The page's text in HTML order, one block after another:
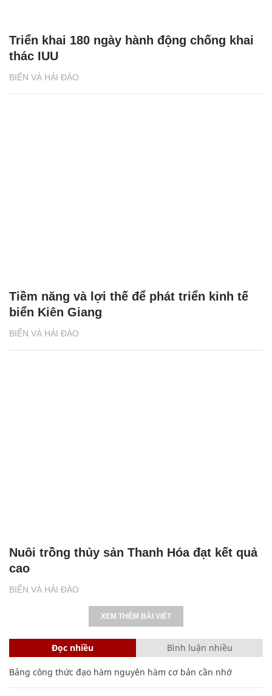
BIỂN VÀ HẢI ĐẢO
Triển khai 180 ngày hành động chống khai
thác IUU
BIỂN VÀ HẢI ĐẢO
Tiềm năng và lợi thế để phát triển kinh tế
biển Kiên Giang
BIỂN VÀ HẢI ĐẢO
Nuôi trồng thủy sản Thanh Hóa đạt kết quả
cao
XEM THÊM BÀI VIẾT
Đọc nhiều Bình luận nhiều
Bảng công thức đạo hàm nguyên hàm cơ bản cần nhớ